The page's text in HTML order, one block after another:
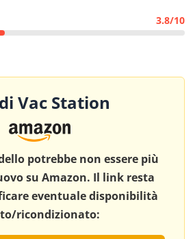
3.8/10
Vac Station
potrebbe non essere più
su Amazon. Il link resta
eventuale disponibilità
ricondizionato: